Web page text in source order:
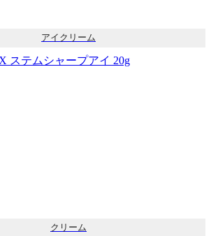
アイクリーム
ステムシャープアイ 20g
クリーム